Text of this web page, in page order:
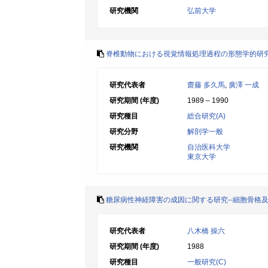
研究機関
弘前大学
脊椎動物における視覚情報処理過程の形態学的研
研究代表者 齋藤 多久馬, 廣澤 一成
研究期間 (年度)
1989 – 1990
研究種目
総合研究(A)
研究分野
解剖学一般
研究機関
自治医科大学
東京大学
糖尿病性神経障害の成因に関する研究--細胞骨格
研究代表者
八木橋 操六
研究期間 (年度)
1988
研究種目
一般研究(C)